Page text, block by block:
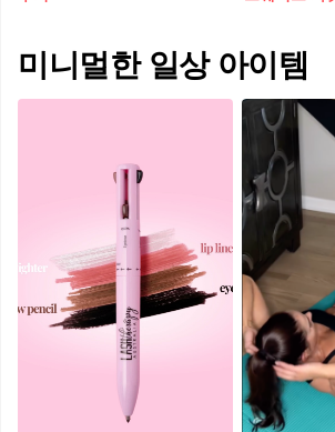
미니멀한 일상 아이템